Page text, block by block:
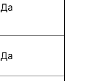
Да
Да